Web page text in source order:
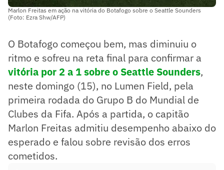
Marlon Freitas em ação na vitória do Botafogo sobre o Seattle Sounders
(Foto: Ezra Shw/AFP)
O Botafogo começou bem, mas diminuiu o
ritmo e sofreu na reta final para confirmar a
vitória por 2 a 1 sobre o Seattle Sounders,
neste domingo (15), no Lumen Field, pela
primeira rodada do Grupo B do Mundial de
Clubes da Fifa. Após a partida, o capitão
Marlon Freitas admitiu desempenho abaixo do
esperado e falou sobre revisão dos erros
cometidos.